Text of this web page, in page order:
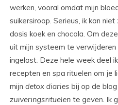
werken, vooral omdat mijn
suikersiroop. Serieus, ik kan
dosis koek en chocola. Om
uit mijn systeem te verwijderen
ingelast. Deze hele week deel
recepten en spa rituelen om je
mijn detox diaries bij op de
zuiveringsrituelen te geven. Ik